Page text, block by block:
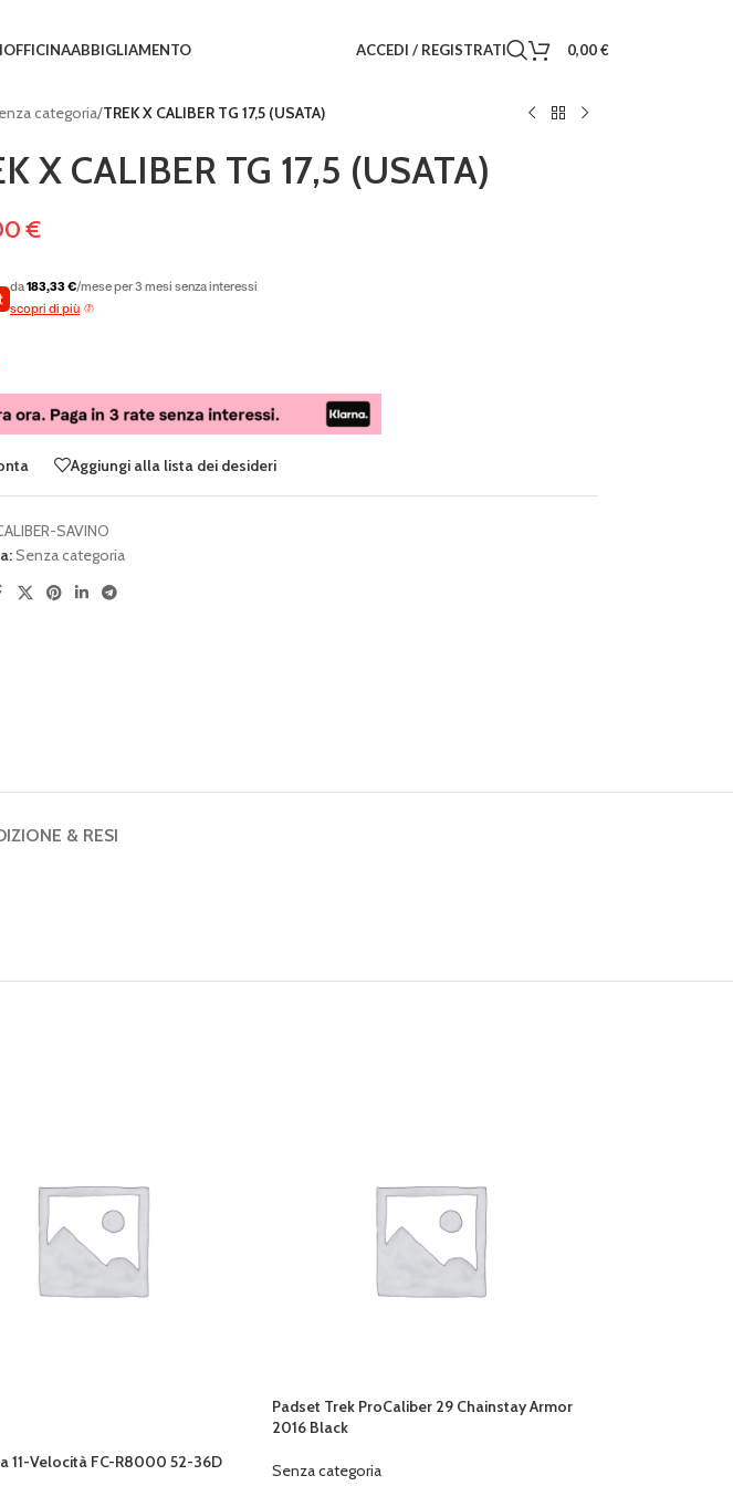
OFFICINAABBIGLIAMENTO ACCEDI / REGISTRATI 0,00€
categoria/TREK X CALIBER TG 17,5 (USATA)
X CALIBER TG 17,5 (USATA)
€
da183,33 €/mese per 3 mesi senza interessi
scopri di più
Aggiungi alla lista dei desideri
SAVINO
Senza categoria
& RESI
11-Velocità FC-R8000 52-36D
Padset Trek ProCaliber 29 Chainstay Armor
2016 Black
Senza categoria